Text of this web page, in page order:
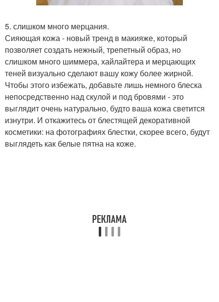
5. слишком много мерцания.
Сияющая кожа - новый тренд в макияже, который
позволяет создать нежный, трепетный образ, но
слишком много шиммера, хайлайтера и мерцающих
теней визуально сделают вашу кожу более жирной.
Чтобы этого избежать, добавьте лишь немного блеска
непосредственно над скулой и под бровями - это
выглядит очень натурально, будто ваша кожа светится
изнутри. И откажитесь от блестящей декоративной
косметики: на фотографиях блестки, скорее всего, будут
выглядеть как белые пятна на коже.